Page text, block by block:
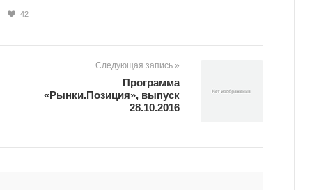
42
Следующая запись »
Программа
«Рынки.Позиция», выпуск
28.10.2016